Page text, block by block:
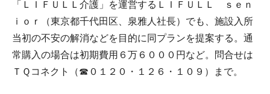
「ＬＩＦＵＬＬ介護」を運営するＬＩＦＵＬＬ ｓｅｎ
ｉｏｒ（東京都千代田区、泉雅人社長）でも、施設入所
当初の不安の解消などを目的に同プランを提案する。通
常購入の場合は初期費用６万６０００円など。問合せは
ＴＱコネクト（☎０１２０・１２６・１０９）まで。